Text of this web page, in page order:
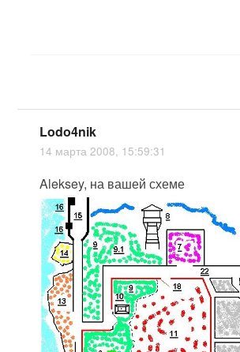
Lodo4nik
14 марта 2008, 15:59:31
Aleksey, на вашей схеме